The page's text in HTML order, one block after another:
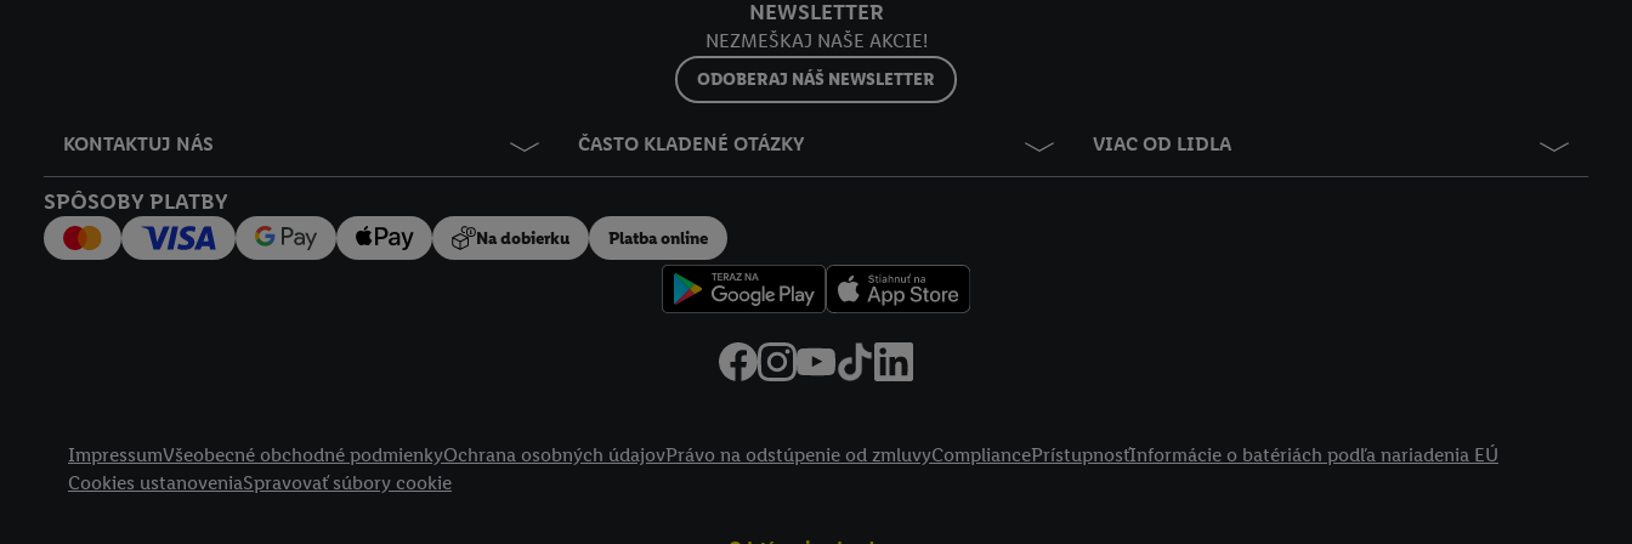
NEWSLETTER
NEZMEŠKAJ NAŠE AKCIE!
ODOBERAJ NÁŠ NEWSLETTER
KONTAKTUJ NÁS ČASTO KLADENÉ OTÁZKY VIAC OD LIDLA
SPÔSOBY PLATBY
Na dobierku Platba online
ImpressumVšeobecné obchodné podmienkyOchrana osobných údajovPrávo na odstúpenie od zmluvyCompliancePrístupnosťInformácie o batériách podľa nariadenia EÚ
Cookies ustanoveniaSpravovať súbory cookie